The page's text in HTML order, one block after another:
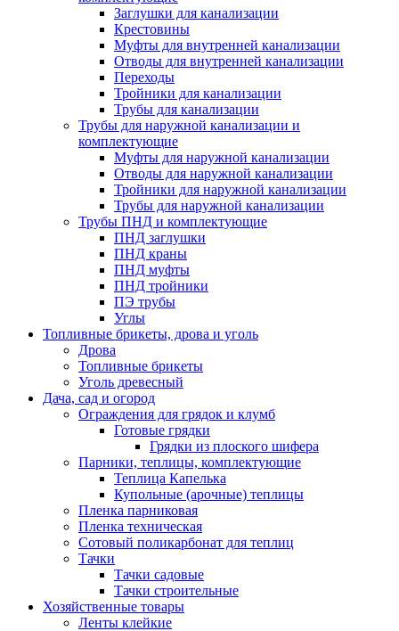
Заглушки для канализации
Крестовины
Муфты для внутренней канализации
Отводы для внутренней канализации
Переходы
Тройники для канализации
Трубы для канализации
Трубы для наружной канализации и
комплектующие
Муфты для наружной канализации
Отводы для наружной канализации
Тройники для наружной канализации
Трубы для наружной канализации
Трубы ПНД и комплектующие
ПНД заглушки
ПНД краны
ПНД муфты
ПНД тройники
ПЭ трубы
Углы
Топливные брикеты, дрова и уголь
Дрова
Топливные брикеты
Уголь древесный
Дача, сад и огород
Ограждения для грядок и клумб
Готовые грядки
Грядки из плоского шифера
Парники, теплицы, комплектующие
Теплица Капелька
Купольные (арочные) теплицы
Пленка парниковая
Пленка техническая
Сотовый поликарбонат для теплиц
Тачки
Тачки садовые
Тачки строительные
Хозяйственные товары
Ленты клейкие